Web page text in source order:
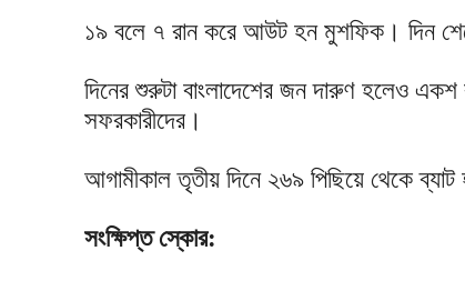
১৯ বলে ৭ রান করে আউট হন মুশফিক। দিন
দিনের শুরুটা বাংলাদেশের জন দারুণ হলেও
সফরকারীদের।
আগামীকাল তৃতীয় দিনে ২৬৯ পিছিয়ে থেকে
সংক্ষিপ্ত স্কোর: